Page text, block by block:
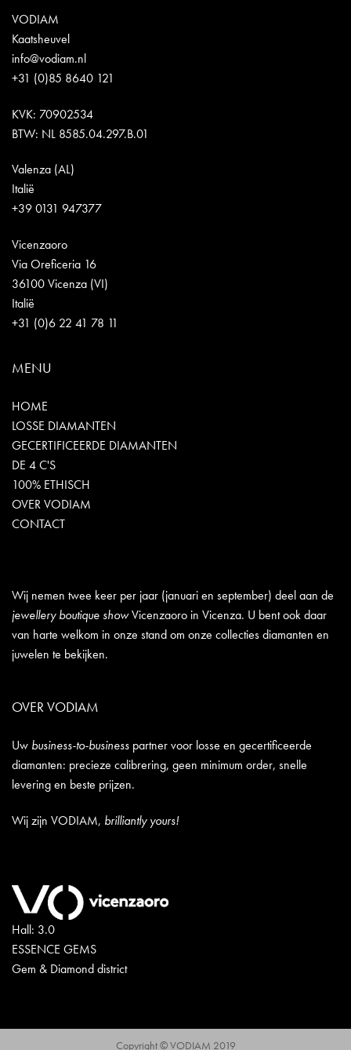
VODIAM
Kaatsheuvel
info@vodiam.nl
+31 (0)85 8640 121
KVK: 70902534
BTW: NL 8585.04.297.B.01
Valenza (AL)
Italië
+39 0131 947377
Vicenzaoro
Via Oreficeria 16
36100 Vicenza (VI)
Italië
+31 (0)6 22 41 78 11
MENU
HOME
LOSSE DIAMANTEN
GECERTIFICEERDE DIAMANTEN
DE 4 C'S
100% ETHISCH
OVER VODIAM
CONTACT
Wij nemen twee keer per jaar (januari en september) deel aan de
jewellery boutique showVicenzaoro in Vicenza. U bent ook daar
van harte welkom in onze stand om onze collecties diamanten en
juwelen te bekijken.
OVER VODIAM
Uw business-to-business partner voor losse en gecertificeerde
diamanten: precieze calibrering, geen minimum order, snelle
levering en beste prijzen.
Wij zijn VODIAM, brilliantly yours!
Hall: 3.0
ESSENCE GEMS
Gem & Diamond district
Copyright © VODIAM 2019